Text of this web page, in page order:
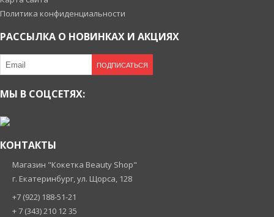
Политика конфиденциальности
РАССЫЛКА О НОВИНКАХ И АКЦИЯХ
ПОДПИСАТЬСЯ
МЫ В СОЦСЕТЯХ:
КОНТАКТЫ
Магазин "Кокетка Beauty Shop"
г. Екатеринбург, ул. Щорса, 128
+7 (922) 188-51-21
+ 7 (343) 210 12 35